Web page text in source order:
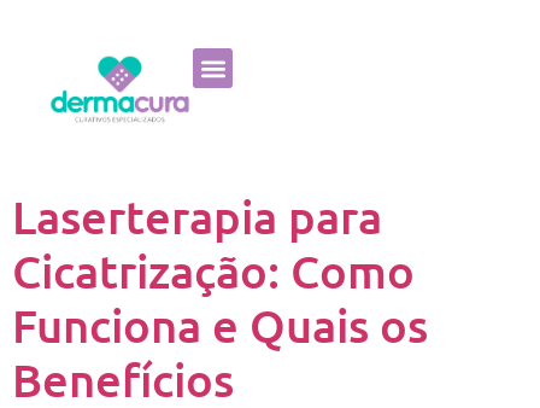
Laserterapia para
Cicatrização: Como
Funciona e Quais os
Benefícios